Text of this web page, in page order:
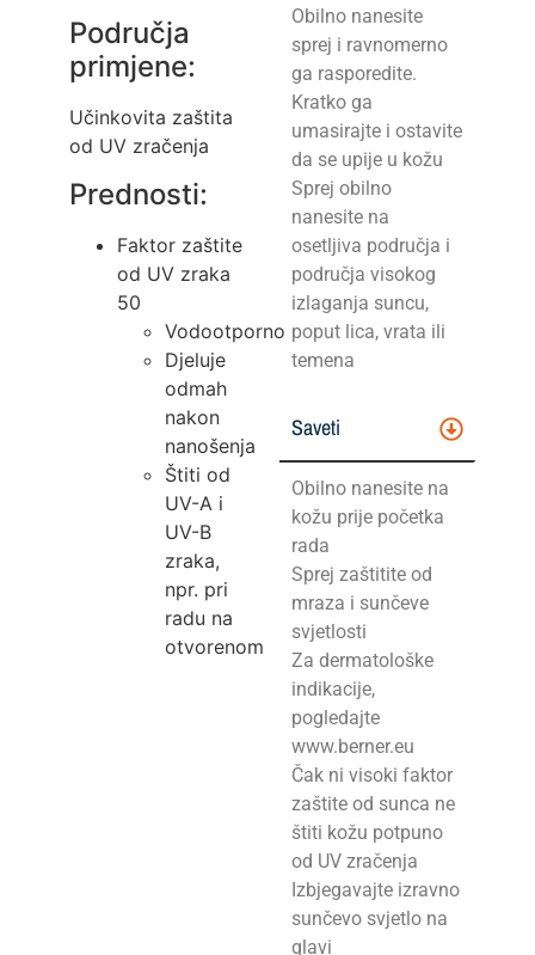
Područja
primjene:
Učinkovita zaštita
od UV zračenja
Prednosti:
Faktor zaštite
od UV zraka
50
Vodootporno
Djeluje
odmah
nakon
nanošenja
Štiti od
UV-A i
UV-B
zraka,
npr. pri
radu na
otvorenom
Obilno nanesite
sprej i ravnomerno
ga rasporedite.
Kratko ga
umasirajte i ostavite
da se upije u kožu
Sprej obilno
nanesite na
osetljiva područja i
područja visokog
izlaganja suncu,
poput lica, vrata ili
temena
Saveti
Obilno nanesite na
kožu prije početka
rada
Sprej zaštitite od
mraza i sunčeve
svjetlosti
Za dermatološke
indikacije,
pogledajte
www.berner.eu
Čak ni visoki faktor
zaštite od sunca ne
štiti kožu potpuno
od UV zračenja
Izbjegavajte izravno
sunčevo svjetlo na
glavi